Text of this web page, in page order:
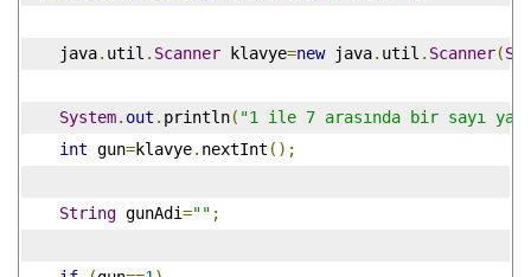
    java
. util . Scanner klavye=new java. util . Scanner(
System. out . println( "1 ile 7 arasında bir sayı
int gun=klavye. nextInt ();
String gunAdi="" ;